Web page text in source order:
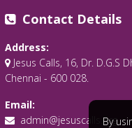
Contact Details
Address:
Jesus Calls, 16, Dr. D.G.S
Chennai - 600 028.
Email:
admin@jesuscalls.org
By